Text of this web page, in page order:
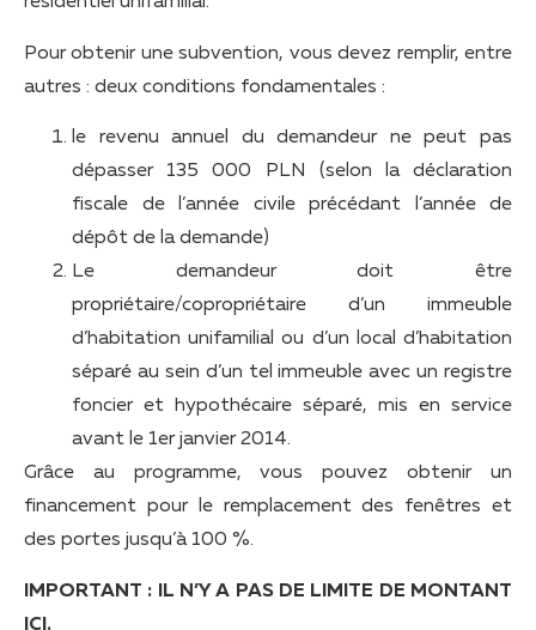
Pour obtenir une subvention, vous devez remplir, entre
autres : deux conditions fondamentales :
le revenu annuel du demandeur ne peut pas
dépasser 135 000 PLN (selon la déclaration
fiscale de l’année civile précédant l’année de
dépôt de la demande)
Le demandeur doit être
propriétaire/copropriétaire d’un immeuble
d’habitation unifamilial ou d’un local d’habitation
séparé au sein d’un tel immeuble avec un registre
foncier et hypothécaire séparé, mis en service
avant le 1er janvier 2014.
Grâce au programme, vous pouvez obtenir un
financement pour le remplacement des fenêtres et
des portes jusqu’à 100 %.
IMPORTANT : IL N’Y A PAS DE LIMITE DE MONTANT
ICI.